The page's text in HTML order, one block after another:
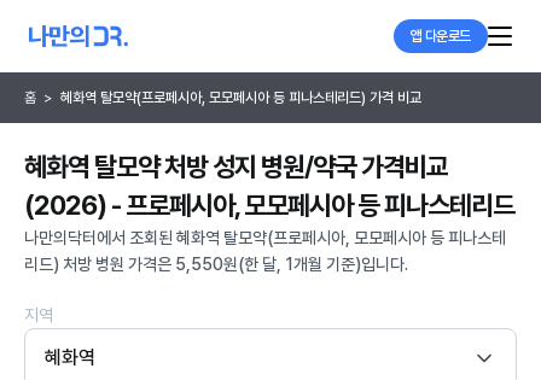
앱 다운로드
홈 > 혜화역 탈모약(프로페시아, 모모페시아 등 피나스테리드) 가격 비교
혜화역 탈모약 처방 성지 병원/약국 가격비교
(2026) - 프로페시아, 모모페시아 등 피나스테리드
나만의닥터에서 조회된 혜화역 탈모약(프로페시아, 모모페시아 등 피나스테
리드) 처방 병원 가격은 5,550원(한 달, 1개월 기준)입니다.
지역
혜화역